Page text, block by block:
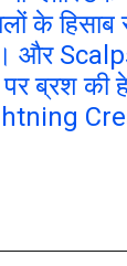
के
और
पर ब्रश की